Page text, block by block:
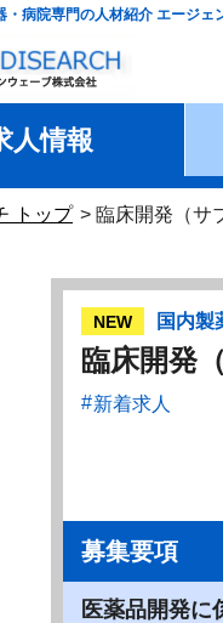
・病院専門の人材紹介 エージェ
人情報
トップ 臨床開発（サ
NEW 国内製
臨床開発
新着求人
募集要項
医薬品開発に